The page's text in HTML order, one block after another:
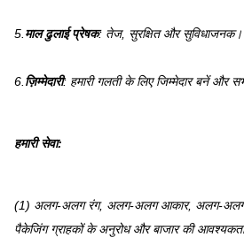
5. माल ढुलाई प्रेषक: तेज, सुरक्षित और सुविधाजनक।
6. ज़िम्मेदारी: हमारी गलती के लिए जिम्मेदार बनें और
हमारी सेवा:
(1) अलग-अलग रंग, अलग-अलग आकार, अलग-अलग
पैकेजिंग ग्राहकों के अनुरोध और बाजार की